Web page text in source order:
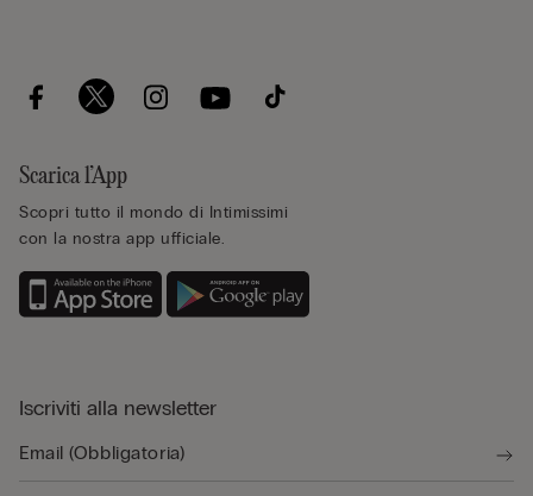
Scarica l’App
Scopri tutto il mondo di Intimissimi
con la nostra app ufficiale.
Iscriviti alla newsletter